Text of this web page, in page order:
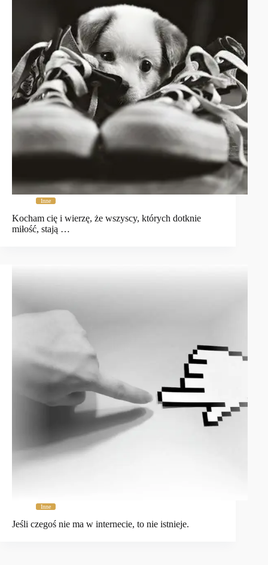
Inne
Kocham cię i wierzę, że wszyscy, których dotknie
miłość, stają …
Inne
Jeśli czegoś nie ma w internecie, to nie istnieje.